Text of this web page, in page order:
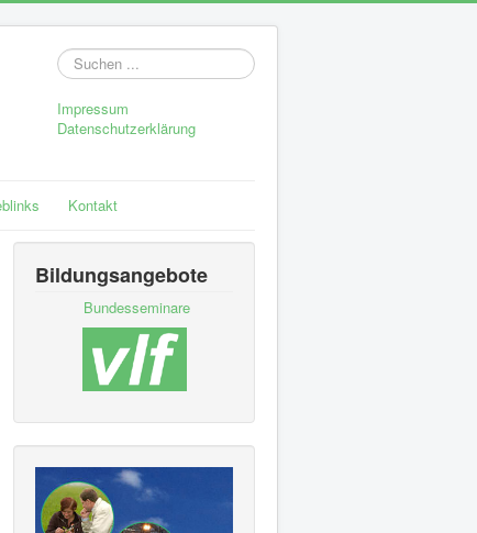
Suchen
...
Impressum
Datenschutzerklärung
Kontakt
Bildungsangebote
Bundesseminare